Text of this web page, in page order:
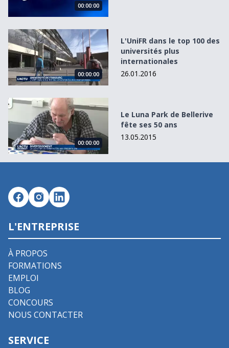
00:00:00
L&#039;UniFR dans le top 100 des universités plus
00:00:00
L'UniFR dans le top 100 des
universités plus
internationales
26.01.2016
Le Luna Park de Bellerive fête ses 50 ans
00:00:00
Le Luna Park de Bellerive
fête ses 50 ans
13.05.2015
L'ENTREPRISE
À PROPOS
FORMATIONS
EMPLOI
BLOG
CONCOURS
NOUS CONTACTER
SERVICE